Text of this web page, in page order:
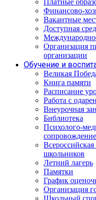
Платные
Финансово-
Вакантные
Доступная
Организация
организации
Обучение и
Великая
Книга памяти
Расписание
Работа с
Внеурочная
Библиотека
Психолого-
сопровождение
школьников
Летний лагерь
Памятки
График
Организация
Школьный